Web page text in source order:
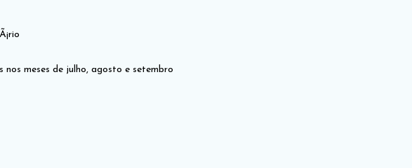
nos meses de julho, agosto e setembro